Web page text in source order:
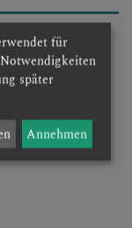
für
später
Annehmen